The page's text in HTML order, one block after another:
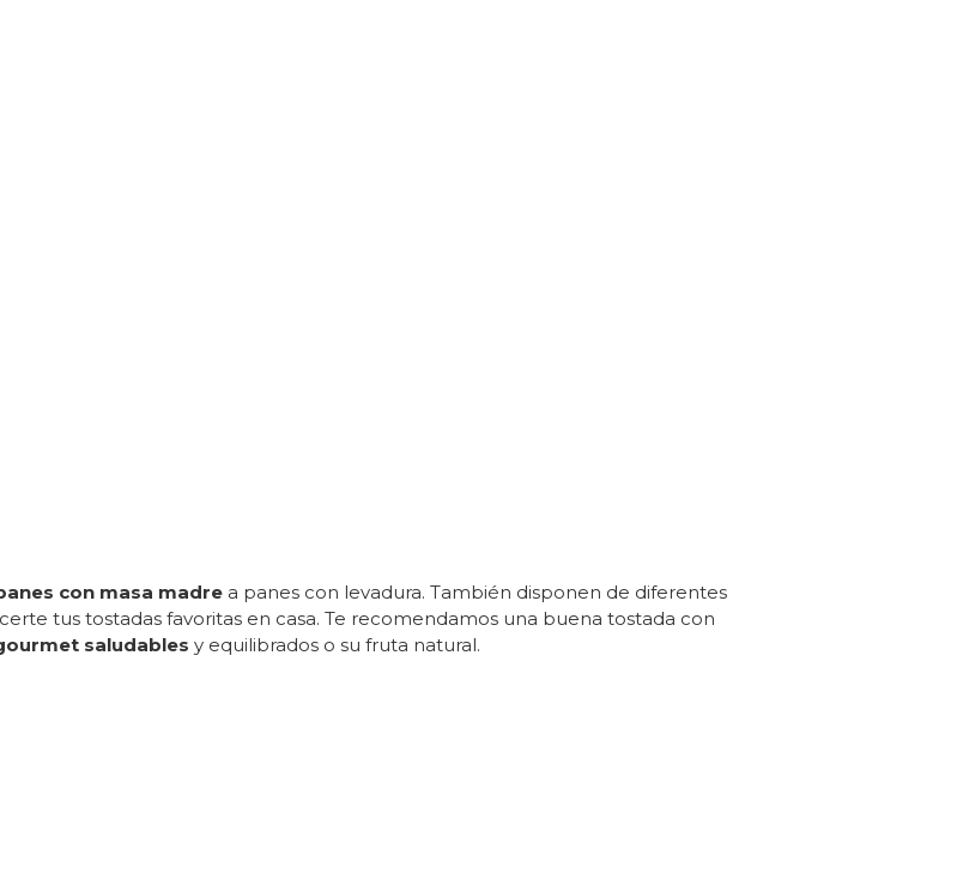
con masa madrea panes con levadura. También disponen de diferentes
tus tostadas favoritas en casa. Te recomendamos una buena tostada con
saludables y equilibrados o su fruta natural.